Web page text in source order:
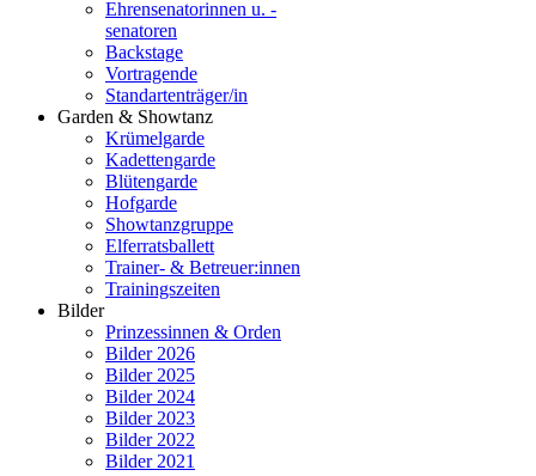
Ehrensenatorinnen u. -
senatoren
Backstage
Vortragende
Standartenträger/in
Garden & Showtanz
Krümelgarde
Kadettengarde
Blütengarde
Hofgarde
Showtanzgruppe
Elferratsballett
Trainer- & Betreuer:innen
Trainingszeiten
Bilder
Prinzessinnen & Orden
Bilder 2026
Bilder 2025
Bilder 2024
Bilder 2023
Bilder 2022
Bilder 2021